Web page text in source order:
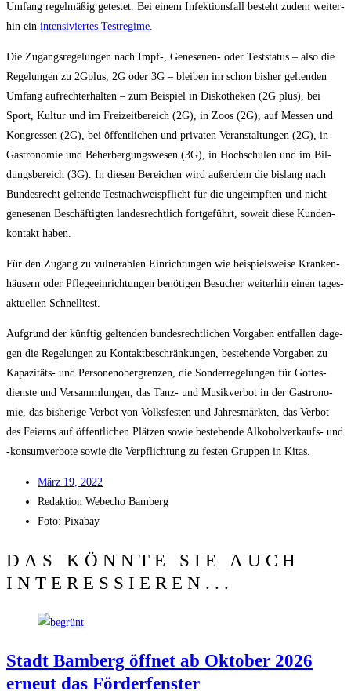
Umfang regel­mä­ßig getes­tet. Bei einem Infek­ti­ons­fall besteht zudem wei­ter­
hin ein inten­si­vier­tes Test­re­gime.
Die Zugangs­re­ge­lun­gen nach Impf‑, Gene­se­nen- oder Test­sta­tus – also die
Rege­lun­gen zu 2Gplus, 2G oder 3G – blei­ben im schon bis­her gel­ten­den
Umfang auf­recht­erhal­ten – zum Bei­spiel in Dis­ko­the­ken (2G plus), bei
Sport, Kul­tur und im Frei­zeit­be­reich (2G), in Zoos (2G), auf Mes­sen und
Kon­gres­sen (2G), bei öffent­li­chen und pri­va­ten Ver­an­stal­tun­gen (2G), in
Gas­tro­no­mie und Beher­ber­gungs­we­sen (3G), in Hoch­schu­len und im Bil­
dungs­be­reich (3G). In die­sen Berei­chen wird außer­dem die bis­lang nach
Bun­des­recht gel­ten­de Test­nach­weis­pflicht für die unge­impf­ten und nicht
gene­se­nen Beschäf­tig­ten lan­des­recht­lich fort­ge­führt, soweit die­se Kun­den­
kon­takt haben.
Für den Zugang zu vul­ner­ablen Ein­rich­tun­gen wie bei­spiels­wei­se Kran­ken­
häu­sern oder Pfle­ge­ein­rich­tun­gen benö­ti­gen Besu­cher wei­ter­hin einen tages­
ak­tu­el­len Schnelltest.
Auf­grund der künf­tig gel­ten­den bun­des­recht­li­chen Vor­ga­ben ent­fal­len dage­
gen die Rege­lun­gen zu Kon­takt­be­schrän­kun­gen, bestehen­de Vor­ga­ben zu
Kapa­zi­täts- und Per­so­nen­ober­gren­zen, die Son­der­re­ge­lun­gen für Got­tes­
diens­te und Ver­samm­lun­gen, das Tanz- und Musik­ver­bot in der Gas­tro­no­
mie, das bis­he­ri­ge Ver­bot von Volks­fes­ten und Jah­res­märk­ten, das Ver­bot
des Fei­erns auf öffent­li­chen Plät­zen sowie bestehen­de Alko­hol­ver­kaufs- und
‑kon­sum­ver­bo­te sowie die Ver­pflich­tung zu fes­ten Grup­pen in Kitas.
März 19, 2022
Redak­ti­on Web­echo Bamberg
Foto: Pixabay
DAS KÖNNTE SIE AUCH
INTERESSIEREN...
Stadt Bam­berg öff­net ab Okto­ber 2026
erneut das Förderfenster